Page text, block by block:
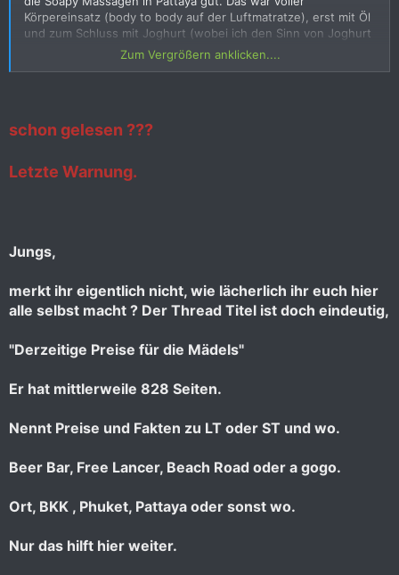
Körpereinsatz (body to body auf der Luftmatratze), erst mit Öl
und zum Schluss mit Joghurt (wobei ich den Sinn von Joghurt
In Bangkok im Poseidon war es nur Waschung in der
Zum Vergrößern anklicken....
schon gelesen ???
Letzte Warnung.
Jungs,
merkt ihr eigentlich nicht, wie lächerlich ihr euch hier
alle selbst macht ? Der Thread Titel ist doch eindeutig,
"Derzeitige Preise für die Mädels"
Er hat mittlerweile 828 Seiten.
Nennt Preise und Fakten zu LT oder ST und wo.
Beer Bar, Free Lancer, Beach Road oder a gogo.
Ort, BKK , Phuket, Pattaya oder sonst wo.
Nur das hilft hier weiter.